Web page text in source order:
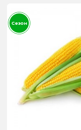
Сезон